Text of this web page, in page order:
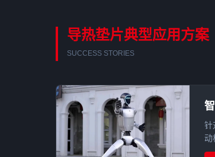
导热垫片典型应用方案
SUCCESS STORIES
针
动
差